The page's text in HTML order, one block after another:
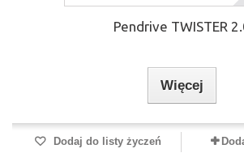
Pendrive TWISTER
Więcej
Dodaj do listy życzeń